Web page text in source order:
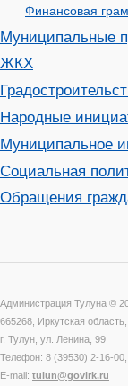
Финансовая
Муниципальные
ЖКХ
Народные
Муниципальное
Социальная
Обращения
Администрация Тулуна ©
665268, Иркутская область,
г. Тулун, ул. Ленина, 99
Телефон: 8 (39530) 2-16-00,
E-mail: tulun@govirk.ru